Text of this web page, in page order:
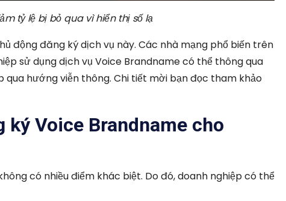
tỷ lệ bị bỏ qua vì hiển thị số lạ
động đăng ký dịch vụ này. Các nhà mạng phổ biến trên
sử dụng dịch vụ Voice Brandname có thể thông qua
hướng viễn thông. Chi tiết mời bạn đọc tham khảo
Voice Brandname cho
có nhiều điểm khác biệt. Do đó, doanh nghiệp có thể